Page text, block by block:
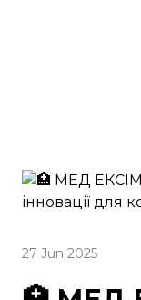
27 Jun 2025